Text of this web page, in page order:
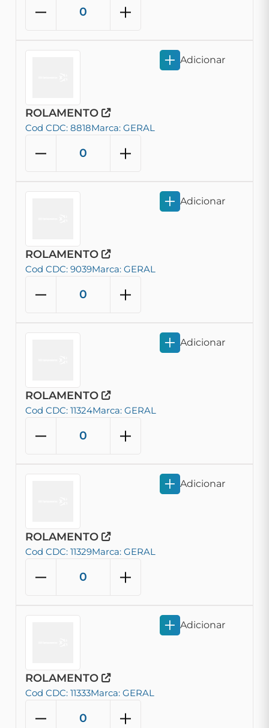
ROLAMENTO
Cod CDC: 8818Marca: GERAL
Adicionar
ROLAMENTO
Cod CDC: 9039Marca: GERAL
Adicionar
ROLAMENTO
Cod CDC: 11324Marca: GERAL
Adicionar
ROLAMENTO
Cod CDC: 11329Marca: GERAL
Adicionar
ROLAMENTO
Cod CDC: 11333Marca: GERAL
Adicionar